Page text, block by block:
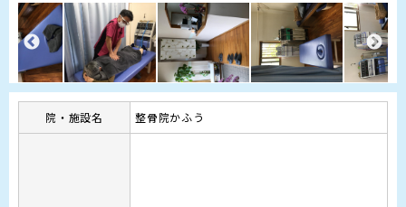
院・施設名 整骨院かふう